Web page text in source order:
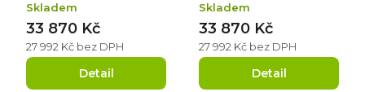
Skladem
27 992 Kč bez DPH
33 870 Kč
Detail
Skladem
27 992 Kč bez DPH
33 870 Kč
Detail